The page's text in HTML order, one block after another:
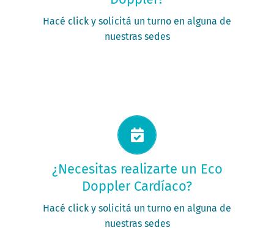
Hacé click y solicitá un turno en alguna de
nuestras sedes
¿Necesitas realizarte un Eco
Doppler Cardíaco?
Hacé click y solicitá un turno en alguna de
nuestras sedes
Solicitá tu turno ahora
PEDIR MI TURNO